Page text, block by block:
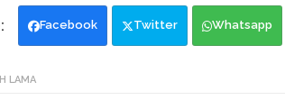
Facebook Twitter Whatsapp
LAMA